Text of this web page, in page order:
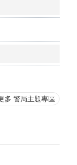
多 警局主題專區